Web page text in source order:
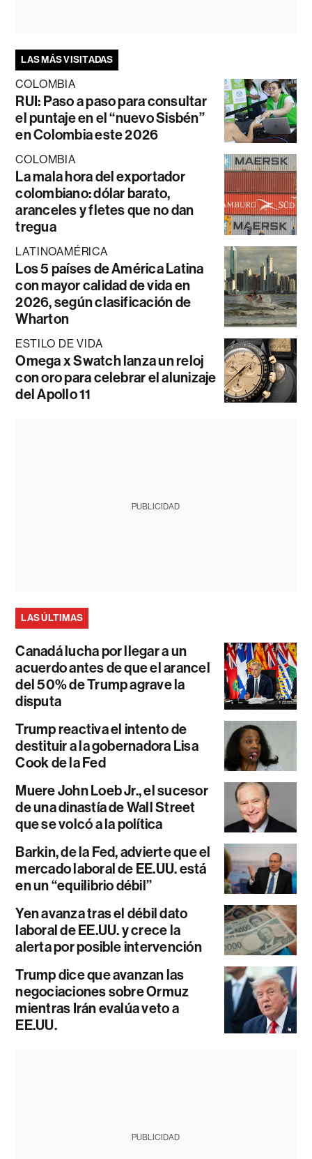
LAS MÁS VISITADAS
COLOMBIA
RUI: Paso a paso para consultar
el puntaje en el “nuevo Sisbén”
en Colombia este 2026
COLOMBIA
La mala hora del exportador
colombiano: dólar barato,
aranceles y fletes que no dan
tregua
LATINOAMÉRICA
Los 5 países de América Latina
con mayor calidad de vida en
2026, según clasificación de
Wharton
ESTILO DE VIDA
Omega x Swatch lanza un reloj
con oro para celebrar el alunizaje
del Apollo 11
PUBLICIDAD
LAS ÚLTIMAS
Canadá lucha por llegar a un
acuerdo antes de que el arancel
del 50% de Trump agrave la
disputa
Trump reactiva el intento de
destituir a la gobernadora Lisa
Cook de la Fed
Muere John Loeb Jr., el sucesor
de una dinastía de Wall Street
que se volcó a la política
Barkin, de la Fed, advierte que el
mercado laboral de EE.UU. está
en un “equilibrio débil”
Yen avanza tras el débil dato
laboral de EE.UU. y crece la
alerta por posible intervención
Trump dice que avanzan las
negociaciones sobre Ormuz
mientras Irán evalúa veto a
EE.UU.
PUBLICIDAD